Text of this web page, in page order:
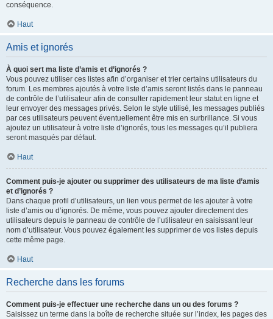
conséquence.
Haut
Amis et ignorés
À quoi sert ma liste d’amis et d’ignorés ?
Vous pouvez utiliser ces listes afin d’organiser et trier certains utilisateurs du
forum. Les membres ajoutés à votre liste d’amis seront listés dans le panneau
de contrôle de l’utilisateur afin de consulter rapidement leur statut en ligne et
leur envoyer des messages privés. Selon le style utilisé, les messages publiés
par ces utilisateurs peuvent éventuellement être mis en surbrillance. Si vous
ajoutez un utilisateur à votre liste d’ignorés, tous les messages qu’il publiera
seront masqués par défaut.
Haut
Comment puis-je ajouter ou supprimer des utilisateurs de ma liste d’amis
et d’ignorés ?
Dans chaque profil d’utilisateurs, un lien vous permet de les ajouter à votre
liste d’amis ou d’ignorés. De même, vous pouvez ajouter directement des
utilisateurs depuis le panneau de contrôle de l’utilisateur en saisissant leur
nom d’utilisateur. Vous pouvez également les supprimer de vos listes depuis
cette même page.
Haut
Recherche dans les forums
Comment puis-je effectuer une recherche dans un ou des forums ?
Saisissez un terme dans la boîte de recherche située sur l’index, les pages des